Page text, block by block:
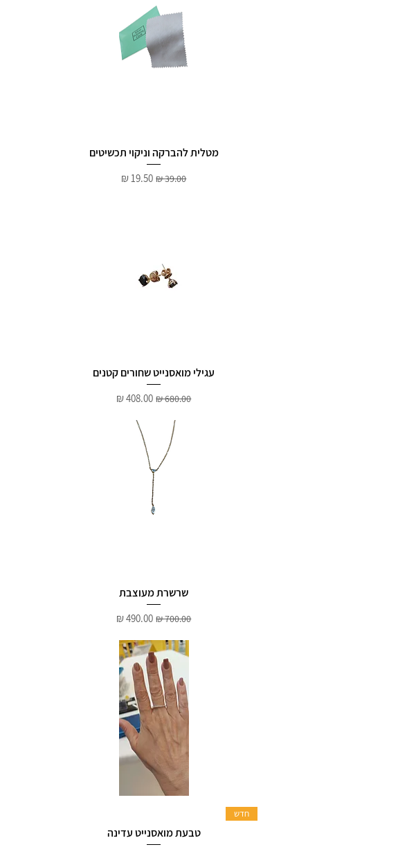
מטלית להברקה וניקוי תכשיטים
מחיר רגיל‏39.00 ‏₪ מחיר מבצע
עגילי מואסנייט שחורים קטנים
מחיר רגיל‏680.00 ‏₪ מחיר מבצע
שרשרת מעוצבת
מחיר רגיל‏700.00 ‏₪ מחיר מבצע
חדש
טבעת מואסנייט עדינה